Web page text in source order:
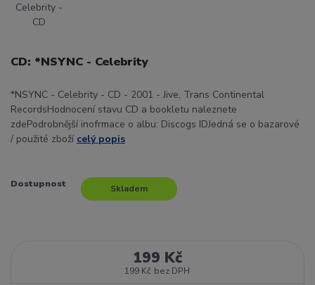
CD: *NSYNC - Celebrity
*NSYNC - Celebrity - CD - 2001 - Jive, Trans Continental
RecordsHodnocení stavu CD a bookletu naleznete
zdePodrobnější inofrmace o albu: Discogs IDJedná se o bazarové
/ použité zboží celý popis
Dostupnost Skladem
199 Kč
199 Kč bez DPH